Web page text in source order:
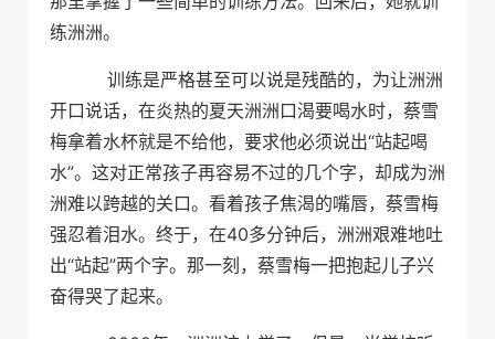
练洲洲。
训练是严格甚至可以说是残酷的，为让洲洲
开口说话，在炎热的夏天洲洲口渴要喝水时，蔡雪
梅拿着水杯就是不给他，要求他必须说出“站起喝
水”。这对正常孩子再容易不过的几个字，却成为洲
洲难以跨越的关口。看着孩子焦渴的嘴唇，蔡雪梅
强忍着泪水。终于，在40多分钟后，洲洲艰难地吐
出“站起”两个字。那一刻，蔡雪梅一把抱起儿子兴
奋得哭了起来。